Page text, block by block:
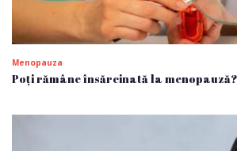
Menopauza
Poți rămâne însărcinată la